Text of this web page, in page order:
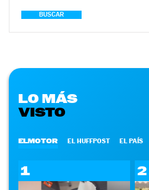
BUSCAR
LO MÁS
VISTO
ELMOTOR EL HUFFPOST EL PAÍS
1 2